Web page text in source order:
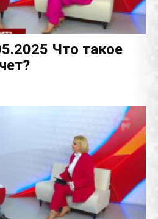
Что такое